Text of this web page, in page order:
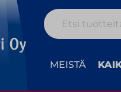
Etsi:
MEISTÄ